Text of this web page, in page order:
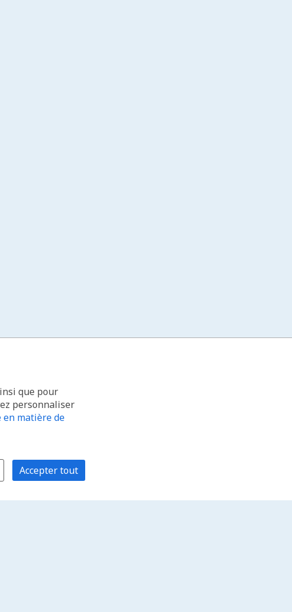
que pour
personnaliser
en matière de
Accepter tout